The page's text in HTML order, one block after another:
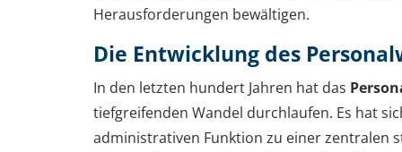
Herausforderungen bewältigen.
Die Entwicklung des
In den letzten hundert Jahren hat das
tiefgreifenden Wandel durchlaufen. Es hat
administrativen Funktion zu einer zentralen